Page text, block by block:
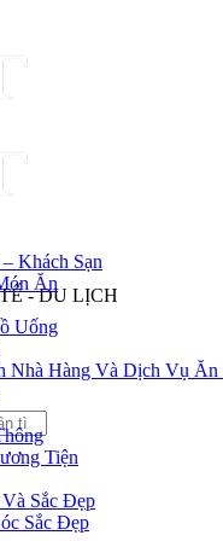
- DU LỊCH
Khách Sạn
Ăn
Uống
Nhà Hàng Và Dịch Vụ Ăn
Tiện
Sắc Đẹp
Sắc Đẹp